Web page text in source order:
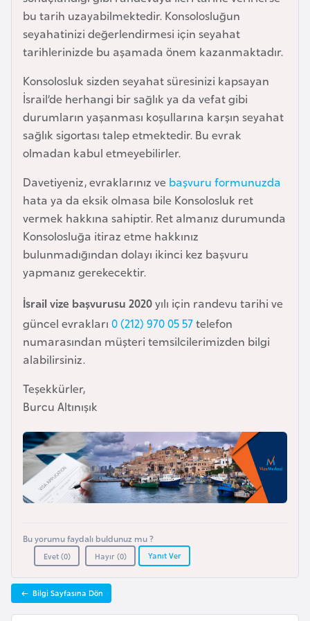
bu tarih uzayabilmektedir. Konsolosluğun
seyahatinizi değerlendirmesi için seyahat
tarihlerinizde bu aşamada önem kazanmaktadır.
Konsolosluk sizden seyahat süresinizi kapsayan
İsrail’de herhangi bir sağlık ya da vefat gibi
durumların yaşanması koşullarına karşın seyahat
sağlık sigortası talep etmektedir. Bu evrak
olmadan kabul etmeyebilirler.
Davetiyeniz, evraklarınız ve başvuru formunuzda
hata ya da eksik olmasa bile Konsolosluk ret
vermek hakkına sahiptir. Ret almanız durumunda
Konsolosluğa itiraz etme hakkınız
bulunmadığından dolayı ikinci kez başvuru
yapmanız gerekecektir.
İsrail vize başvurusu 2020yılı için randevu tarihi ve
güncel evrakları 0 (212) 970 05 57telefon
numarasından müşteri temsilcilerimizden bilgi
alabilirsiniz.
Teşekkürler,
Burcu Altınışık
Bu yorumu faydalı buldunuz mu ?
Evet (0) Hayır (0) Yanıt Ver
Bilgi Sayfasına Dön
i
n
o
s
n
a
H
r
s
e
k
B
u
l
g
a
s
t
a
n
B
u
r
i
n
a